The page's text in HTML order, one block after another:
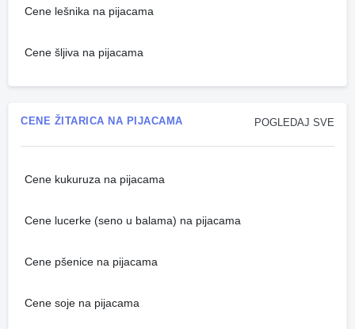
Cene lešnika na pijacama
Cene šljiva na pijacama
POGLEDAJ SVE
CENE ŽITARICA NA PIJACAMA
Cene kukuruza na pijacama
Cene lucerke (seno u balama) na pijacama
Cene pšenice na pijacama
Cene soje na pijacama